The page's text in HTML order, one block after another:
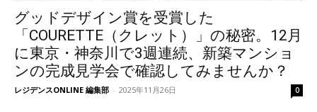
グッドデザイン賞を受賞した
「COURETTE（クレット）」の秘密。12月
に東京・神奈川で3週連続、新築マンショ
ンの完成見学会で確認してみませんか？
レジデンスONLINE 編集部 - 2025年11月26日 0